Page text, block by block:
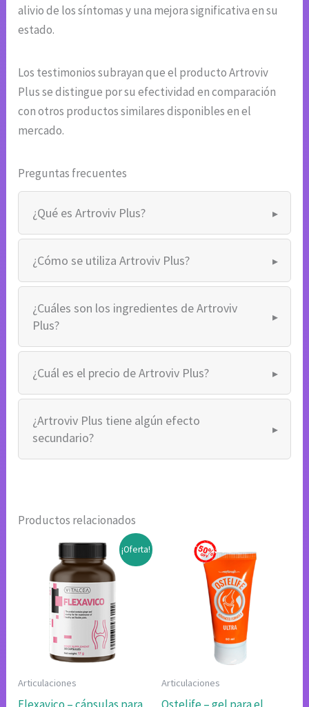
alivio de los síntomas y una mejora significativa en su
estado.
Los testimonios subrayan que el producto Artroviv
Plus se distingue por su efectividad en comparación
con otros productos similares disponibles en el
mercado.
Preguntas frecuentes
¿Qué es Artroviv Plus?
¿Cómo se utiliza Artroviv Plus?
¿Cuáles son los ingredientes de Artroviv
Plus?
¿Cuál es el precio de Artroviv Plus?
¿Artroviv Plus tiene algún efecto
secundario?
Productos relacionados
¡Oferta!
Articulaciones Articulaciones